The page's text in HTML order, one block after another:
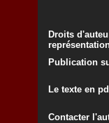
Droits
Publication
Le texte en
Contacter